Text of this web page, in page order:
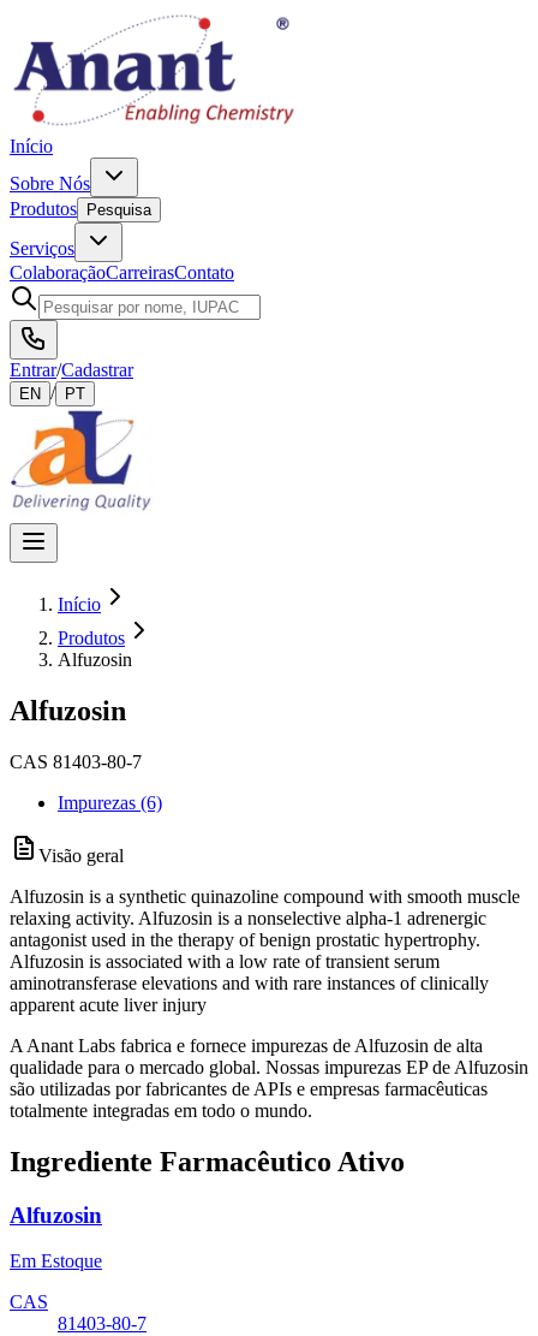
Início
Sobre Nós
Produtos
Pesquisa
Serviços
ColaboraçãoCarreirasContato
Entrar/Cadastrar
EN / PT
Início
Produtos
Alfuzosin
Alfuzosin
CAS 81403-80-7
Impurezas (6)
Visão geral
Alfuzosin is a synthetic quinazoline compound with smooth muscle
relaxing activity. Alfuzosin is a nonselective alpha-1 adrenergic
antagonist used in the therapy of benign prostatic hypertrophy.
Alfuzosin is associated with a low rate of transient serum
aminotransferase elevations and with rare instances of clinically
apparent acute liver injury
A Anant Labs fabrica e fornece impurezas de Alfuzosin de alta
qualidade para o mercado global. Nossas impurezas EP de Alfuzosin
são utilizadas por fabricantes de APIs e empresas farmacêuticas
totalmente integradas em todo o mundo.
Ingrediente Farmacêutico Ativo
Alfuzosin
Em Estoque
CAS
81403-80-7